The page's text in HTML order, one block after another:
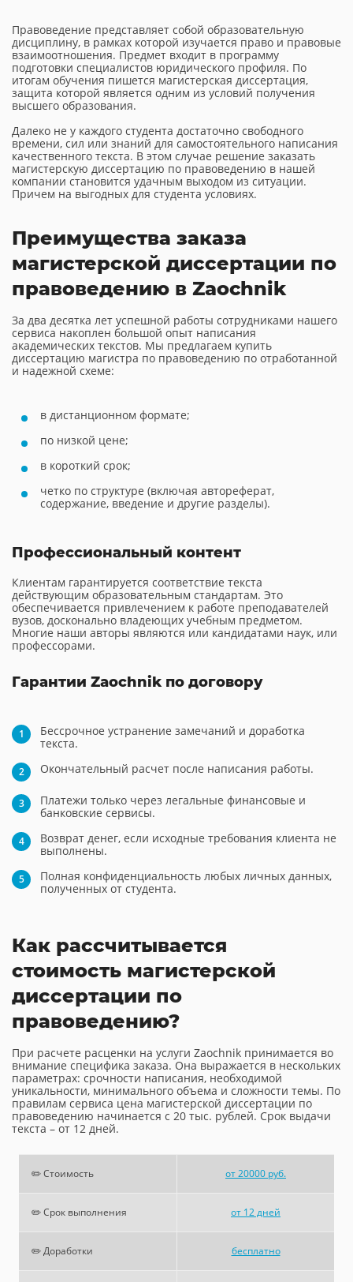
Правоведение представляет собой образовательную
дисциплину, в рамках которой изучается право и правовые
взаимоотношения. Предмет входит в программу
подготовки специалистов юридического профиля. По
итогам обучения пишется магистерская диссертация,
защита которой является одним из условий получения
высшего образования.
Далеко не у каждого студента достаточно свободного
времени, сил или знаний для самостоятельного написания
качественного текста. В этом случае решение заказать
магистерскую диссертацию по правоведению в нашей
компании становится удачным выходом из ситуации.
Причем на выгодных для студента условиях.
Преимущества заказа
магистерской диссертации по
правоведению в Zaochnik
За два десятка лет успешной работы сотрудниками нашего
сервиса накоплен большой опыт написания
академических текстов. Мы предлагаем купить
диссертацию магистра по правоведению по отработанной
и надежной схеме:
в дистанционном формате;
по низкой цене;
в короткий срок;
четко по структуре (включая автореферат,
содержание, введение и другие разделы).
Профессиональный контент
Клиентам гарантируется соответствие текста
действующим образовательным стандартам. Это
обеспечивается привлечением к работе преподавателей
вузов, досконально владеющих учебным предметом.
Многие наши авторы являются или кандидатами наук, или
профессорами.
Гарантии Zaochnik по договору
Бессрочное устранение замечаний и доработка
текста.
Окончательный расчет после написания работы.
Платежи только через легальные финансовые и
банковские сервисы.
Возврат денег, если исходные требования клиента не
выполнены.
Полная конфиденциальность любых личных данных,
полученных от студента.
Как рассчитывается
стоимость магистерской
диссертации по
правоведению?
При расчете расценки на услуги Zaochnik принимается во
внимание специфика заказа. Она выражается в нескольких
параметрах: срочности написания, необходимой
уникальности, минимального объема и сложности темы. По
правилам сервиса цена магистерской диссертации по
правоведению начинается с 20 тыс. рублей. Срок выдачи
текста – от 12 дней.
✏️ Стоимость от 20000 руб.
✏️ Срок выполнения от 12 дней
✏️ Доработки бесплатно